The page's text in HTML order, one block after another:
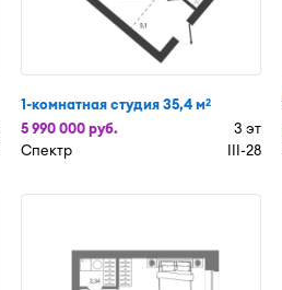
1-комнатная студия 35,4 м2
5 990 000 руб.
3 эт
Спектр
III-28